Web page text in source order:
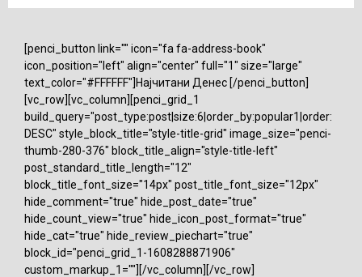
[penci_button link="" icon="fa fa-address-book"
icon_position="left" align="center" full="1" size="large"
text_color="#FFFFFF"]Најчитани Денес [/penci_button]
[vc_row][vc_column][penci_grid_1
build_query="post_type:post|size:6|order_by:popular1|order:
DESC" style_block_title="style-title-grid" image_size="penci-
thumb-280-376" block_title_align="style-title-left"
post_standard_title_length="12"
block_title_font_size="14px" post_title_font_size="12px"
hide_comment="true" hide_post_date="true"
hide_count_view="true" hide_icon_post_format="true"
hide_cat="true" hide_review_piechart="true"
block_id="penci_grid_1-1608288871906"
custom_markup_1=""][/vc_column][/vc_row]